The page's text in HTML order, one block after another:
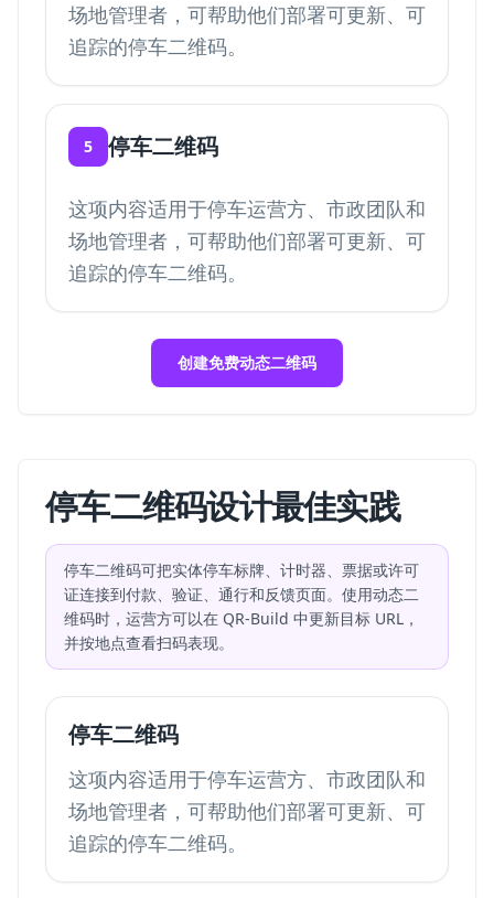
场地管理者，可帮助他们部署可更新、可
追踪的停车二维码。
5 停车二维码
这项内容适用于停车运营方、市政团队和
场地管理者，可帮助他们部署可更新、可
追踪的停车二维码。
创建免费动态二维码
停车二维码设计最佳实践
停车二维码可把实体停车标牌、计时器、票据或许可
证连接到付款、验证、通行和反馈页面。使用动态二
维码时，运营方可以在 QR-Build 中更新目标 URL，
并按地点查看扫码表现。
停车二维码
这项内容适用于停车运营方、市政团队和
场地管理者，可帮助他们部署可更新、可
追踪的停车二维码。